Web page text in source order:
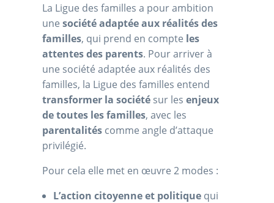
La Ligue des familles a pour ambition
une société adaptée aux réalités des
familles, qui prend en compte les
attentes des parents. Pour arriver à
une société adaptée aux réalités des
familles, la Ligue des familles entend
transformer la sociétésur les enjeux
de toutes les familles, avec les
parentalitéscomme angle d’attaque
privilégié.
Pour cela elle met en œuvre 2 modes :
L’action citoyenne et politique qui